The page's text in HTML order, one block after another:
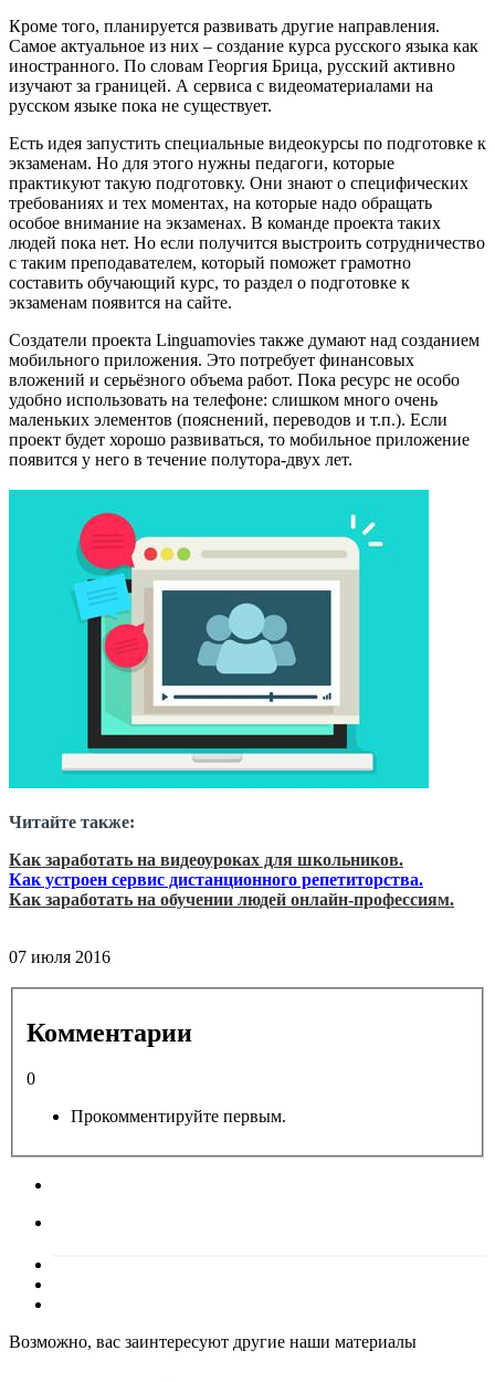
Кроме того, планируется развивать другие направления.
Самое актуальное из них – создание курса русского языка как
иностранного. По словам Георгия Брица, русский активно
изучают за границей. А сервиса с видеоматериалами на
русском языке пока не существует.
Есть идея запустить специальные видеокурсы по подготовке к
экзаменам. Но для этого нужны педагоги, которые
практикуют такую подготовку. Они знают о специфических
требованиях и тех моментах, на которые надо обращать
особое внимание на экзаменах. В команде проекта таких
людей пока нет. Но если получится выстроить сотрудничество
с таким преподавателем, который поможет грамотно
составить обучающий курс, то раздел о подготовке к
экзаменам появится на сайте.
Создатели проекта Linguamovies также думают над созданием
мобильного приложения. Это потребует финансовых
вложений и серьёзного объема работ. Пока ресурс не особо
удобно использовать на телефоне: слишком много очень
маленьких элементов (пояснений, переводов и т.п.). Если
проект будет хорошо развиваться, то мобильное приложение
появится у него в течение полутора-двух лет.
Читайте также:
Как заработать на видеоуроках для школьников.
Как устроен сервис дистанционного репетиторства.
Как заработать на обучении людей онлайн-профессиям.
07 июля 2016
Комментарии
0
Прокомментируйте первым.
Возможно, вас заинтересуют другие наши материалы